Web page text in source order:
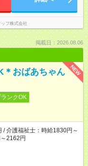
フ株式会社
掲載日：2026.08.06
NEW
＊おばあちゃん
ランクOK
介護福祉士：時給1830円～
2162円